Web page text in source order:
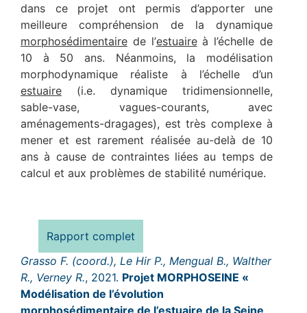
dans ce projet ont permis d’apporter une
meilleure compréhension de la dynamique
morphosédimentaire de l’estuaireà l’échelle de
10 à 50 ans. Néanmoins, la modélisation
morphodynamique réaliste à l’échelle d’un
estuaire (i.e. dynamique tridimensionnelle,
sable-vase, vagues-courants, avec
aménagements-dragages), est très complexe à
mener et est rarement réalisée au-delà de 10
ans à cause de contraintes liées au temps de
calcul et aux problèmes de stabilité numérique.
Rapport complet
Grasso F. (coord.), Le Hir P., Mengual B., Walther
R., Verney R., 2021. Projet MORPHOSEINE «
Modélisation de l’évolution
morphosédimentaire de l’estuaire de la Seine